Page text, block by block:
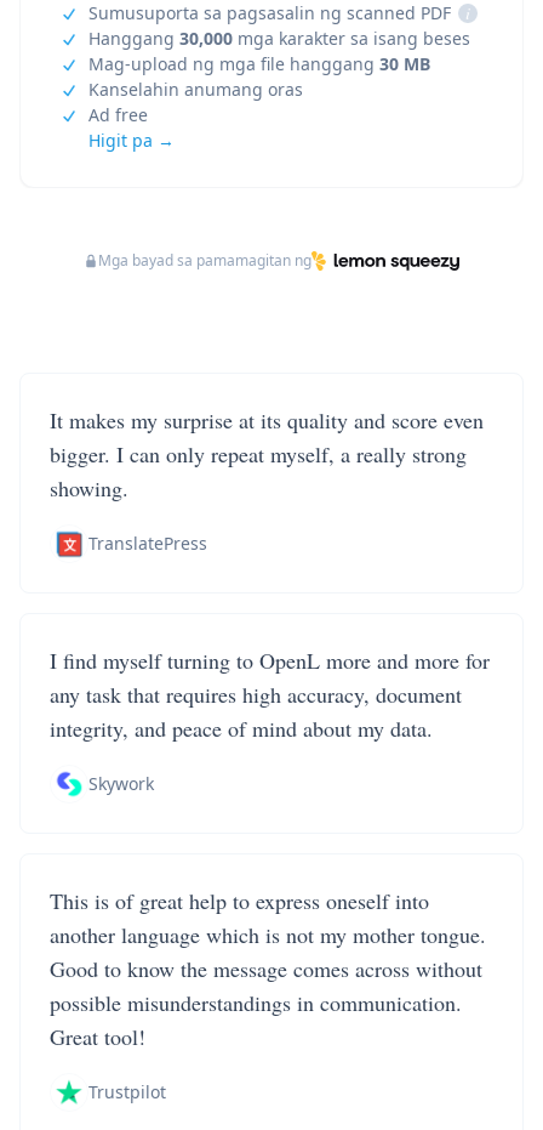
Sumusuporta sa pagsasalin ng scanned PDF
i
Hanggang 30,000 mga karakter sa isang beses
Mag-upload ng mga file hanggang 30 MB
Kanselahin anumang oras
Ad free
Higit pa →
Mga bayad sa pamamagitan ng
It makes my surprise at its quality and score even
bigger. I can only repeat myself, a really strong
showing.
TranslatePress
I find myself turning to OpenL more and more for
any task that requires high accuracy, document
integrity, and peace of mind about my data.
Skywork
This is of great help to express oneself into
another language which is not my mother tongue.
Good to know the message comes across without
possible misunderstandings in communication.
Great tool!
Trustpilot